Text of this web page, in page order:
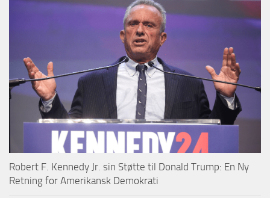
Robert F. Kennedy Jr. sin Støtte til Donald Trump: En Ny
Retning for Amerikansk Demokrati